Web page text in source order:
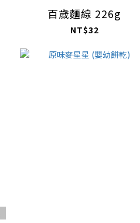
百歲麵線 226g
NT$32